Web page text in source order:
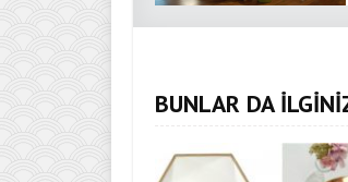
BUNLAR DA